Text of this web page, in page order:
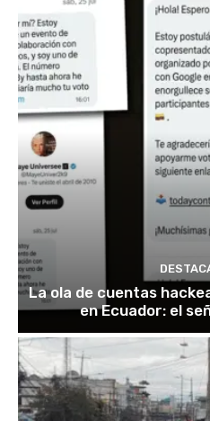
La ola de cuentas
en Ecuador: el